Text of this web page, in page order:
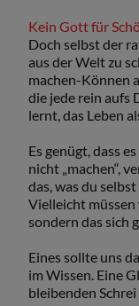
Kein Gott für
Doch selbst der
aus der Welt zu
machen-Können
die jede rein aufs
lernt, das Leben
Es genügt, dass
nicht „machen“,
das, was du
Vielleicht müssen
sondern das sich
Eines sollte uns
im Wissen. Eine
bleibenden